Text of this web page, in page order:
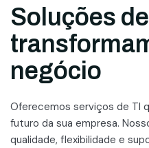
Soluções
negócio
Oferecemos serviços de TI
futuro da sua empresa.
qualidade, flexibilidade e